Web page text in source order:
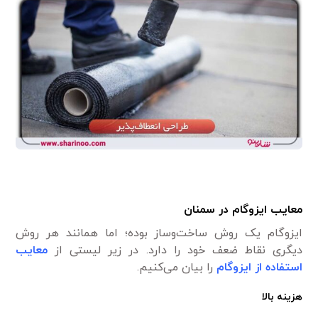
معایب ایزوگام در سمنان
ایزوگام یک روش ساخت‌وساز بوده؛ اما همانند هر روش
دیگری نقاط ضعف خود را دارد. در زیر لیستی از معایب
استفاده از ایزوگام را بیان می‌کنیم.
هزینه بالا